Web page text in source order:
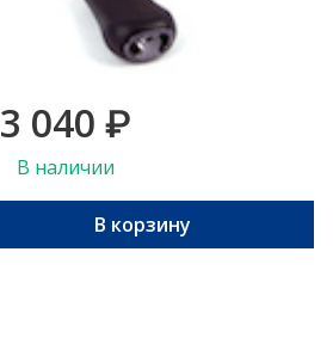
3 040 ₽
В наличии
В корзину